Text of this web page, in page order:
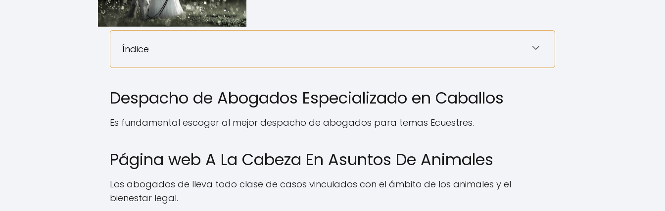
Índice
Despacho de Abogados Especializado en Caballos
Es fundamental escoger al mejor despacho de abogados para temas Ecuestres.
Página web A La Cabeza En Asuntos De Animales
Los abogados de lleva todo clase de casos vinculados con el ámbito de los animales y el
bienestar legal.